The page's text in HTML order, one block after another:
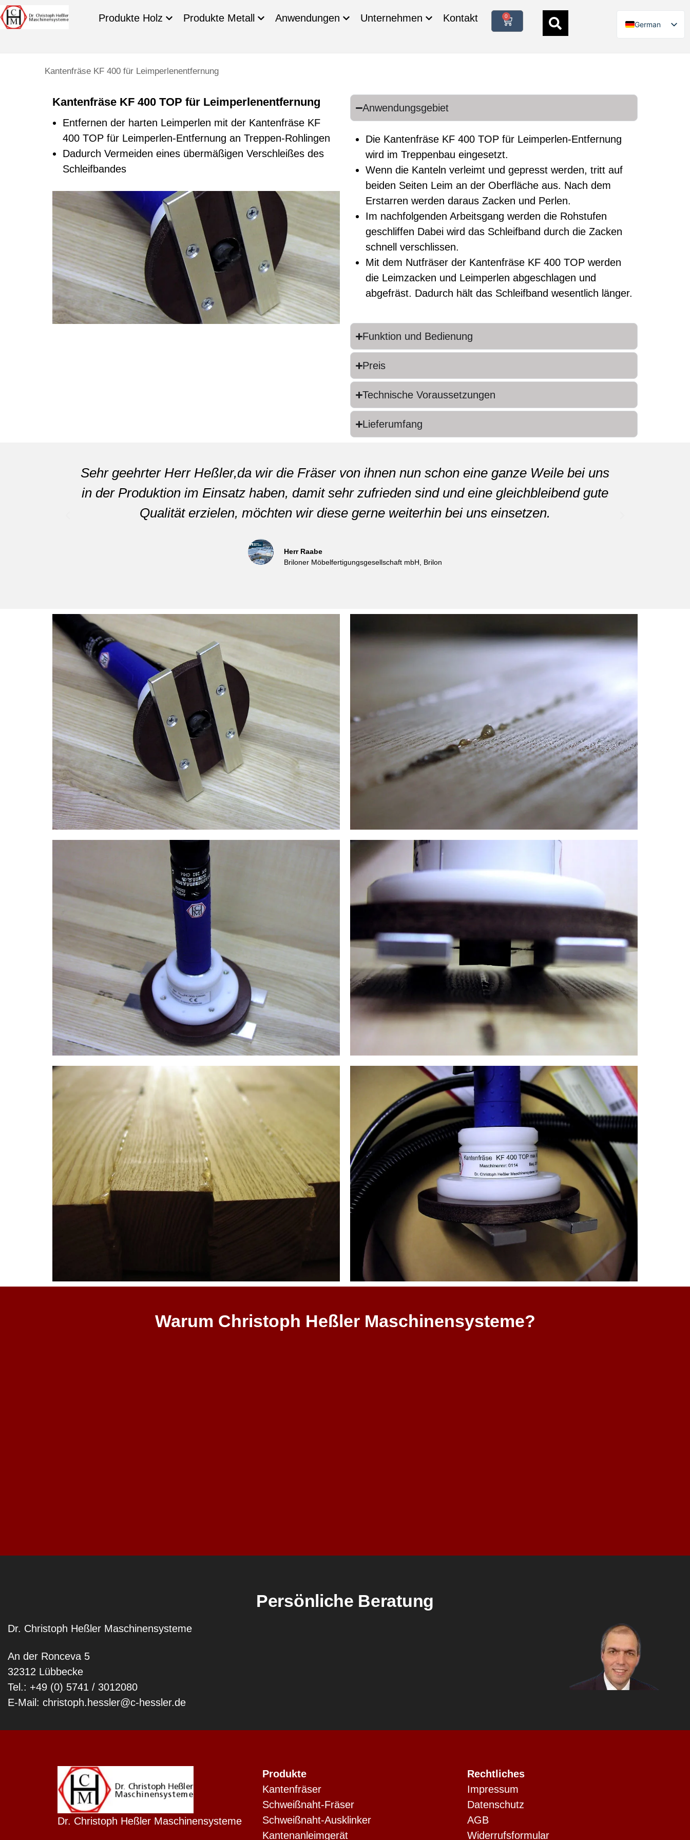
Produkte Holz Produkte Metall Anwendungen Unternehmen Kontakt 0
German
Kantenfräse KF 400 für Leimperlenentfernung
Kantenfräse KF 400 TOP für Leimperlenentfernung
Entfernen der harten Leimperlen mit der Kantenfräse KF
400 TOP für Leimperlen-Entfernung an Treppen-Rohlingen
Dadurch Vermeiden eines übermäßigen Verschleißes des
Schleifbandes
Anwendungsgebiet
Die Kantenfräse KF 400 TOP für Leimperlen-Entfernung
wird im Treppenbau eingesetzt.
Wenn die Kanteln verleimt und gepresst werden, tritt auf
beiden Seiten Leim an der Oberfläche aus. Nach dem
Erstarren werden daraus Zacken und Perlen.
Im nachfolgenden Arbeitsgang werden die Rohstufen
geschliffen Dabei wird das Schleifband durch die Zacken
schnell verschlissen.
Mit dem Nutfräser der Kantenfräse KF 400 TOP werden
die Leimzacken und Leimperlen abgeschlagen und
abgefräst. Dadurch hält das Schleifband wesentlich länger.
Funktion und Bedienung
Preis
Technische Voraussetzungen
Lieferumfang
Sehr geehrter Herr Heßler,da wir die Fräser von ihnen nun schon eine ganze Weile bei uns
in der Produktion im Einsatz haben, damit sehr zufrieden sind und eine gleichbleibend gute
Qualität erzielen, möchten wir diese gerne weiterhin bei uns einsetzen.
Herr Raabe
Briloner Möbelfertigungsgesellschaft mbH, Brilon
Warum Christoph Heßler Maschinensysteme?
Persönliche Beratung
Dr. Christoph Heßler Maschinensysteme
An der Ronceva 5
32312 Lübbecke
Tel.: +49 (0) 5741 / 3012080
E-Mail: christoph.hessler@c-hessler.de
Dr. Christoph Heßler Maschinensysteme
Produkte
Kantenfräser
Schweißnaht-Fräser
Schweißnaht-Ausklinker
Kantenanleimgerät
Rechtliches
Impressum
Datenschutz
AGB
Widerrufsformular
Finnish
Dutch